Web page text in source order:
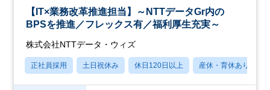
【IT×業務改革推進担当】～NTTデータGr内の
BPSを推進／フレックス有／福利厚生充実～
株式会社NTTデータ・ウィズ
正社員採用 土日祝休み 休日120日以上 産休・育休あり